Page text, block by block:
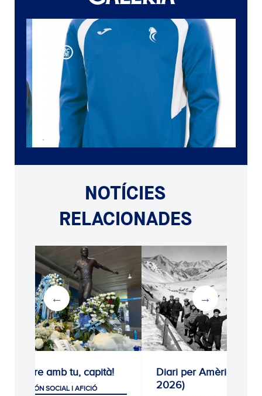
NOTÍCIES
RELACIONADES
Sempre amb tu, capità!
CLUB, MÓN SOCIAL I AFICIÓ
Diari per Amèrica
2026)